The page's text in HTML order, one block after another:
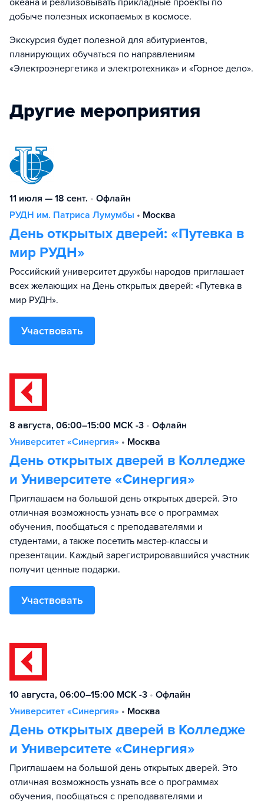
океана и реализовывать прикладные проекты по
добыче полезных ископаемых в космосе.
Экскурсия будет полезной для абитуриентов,
планирующих обучаться по направлениям
«Электроэнергетика и электротехника» и «Горное дело».
Другие мероприятия
11 июля — 18 сент. • Офлайн
РУДН им. Патриса Лумумбы • Москва
День открытых дверей: «Путевка в
мир РУДН»
Российский университет дружбы народов приглашает
всех желающих на День открытых дверей: «Путевка в
мир РУДН».
Участвовать
8 августа, 06:00–15:00 МСК -3 • Офлайн
Университет «Синергия» • Москва
День открытых дверей в Колледже
и Университете «Синергия»
Приглашаем на большой день открытых дверей. Это
отличная возможность узнать все о программах
обучения, пообщаться с преподавателями и
студентами, а также посетить мастер-классы и
презентации. Каждый зарегистрировавшийся участник
получит ценные подарки.
Участвовать
10 августа, 06:00–15:00 МСК -3 • Офлайн
Университет «Синергия» • Москва
День открытых дверей в Колледже
и Университете «Синергия»
Приглашаем на большой день открытых дверей. Это
отличная возможность узнать все о программах
обучения, пообщаться с преподавателями и